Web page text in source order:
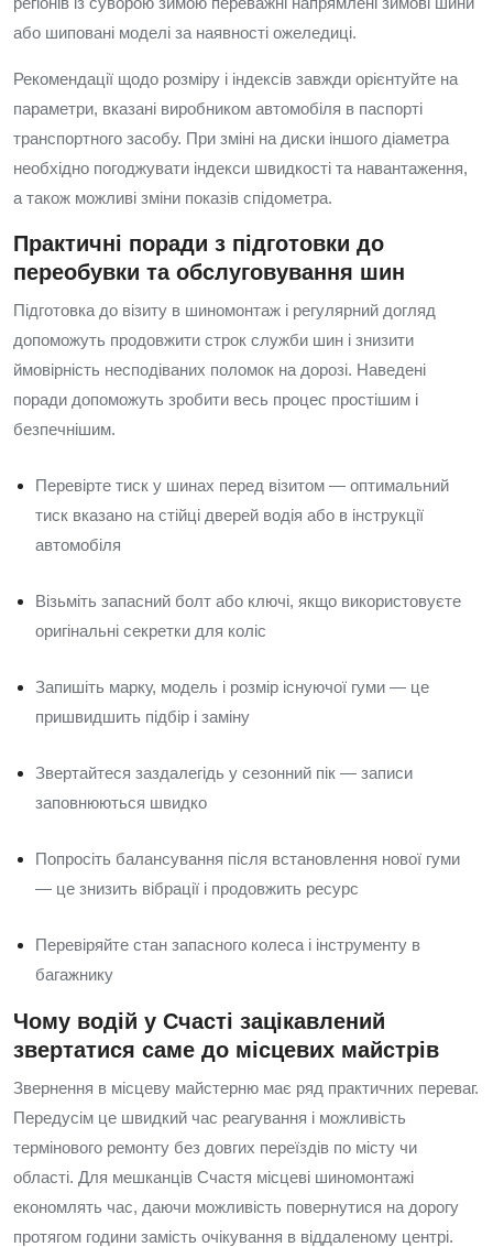
або шиповані моделі за наявності ожеледиці.
Рекомендації щодо розміру і індексів завжди орієнтуйте на
параметри, вказані виробником автомобіля в паспорті
транспортного засобу. При зміні на диски іншого діаметра
необхідно погоджувати індекси швидкості та навантаження,
а також можливі зміни показів спідометра.
Практичні поради з підготовки до
переобувки та обслуговування шин
Підготовка до візиту в шиномонтаж і регулярний догляд
допоможуть продовжити строк служби шин і знизити
ймовірність несподіваних поломок на дорозі. Наведені
поради допоможуть зробити весь процес простішим і
безпечнішим.
Перевірте тиск у шинах перед візитом — оптимальний
тиск вказано на стійці дверей водія або в інструкції
автомобіля
Візьміть запасний болт або ключі, якщо використовуєте
оригінальні секретки для коліс
Запишіть марку, модель і розмір існуючої гуми — це
пришвидшить підбір і заміну
Звертайтеся заздалегідь у сезонний пік — записи
заповнюються швидко
Попросіть балансування після встановлення нової гуми
— це знизить вібрації і продовжить ресурс
Перевіряйте стан запасного колеса і інструменту в
багажнику
Чому водій у Счасті зацікавлений
звертатися саме до місцевих майстрів
Звернення в місцеву майстерню має ряд практичних переваг.
Передусім це швидкий час реагування і можливість
термінового ремонту без довгих переїздів по місту чи
області. Для мешканців Счастя місцеві шиномонтажі
економлять час, даючи можливість повернутися на дорогу
протягом години замість очікування в віддаленому центрі.